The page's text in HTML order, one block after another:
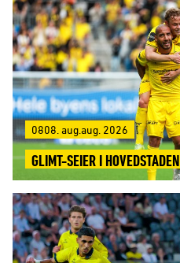
0808. aug.aug. 2026
GLIMT-SEIER I HOVEDSTADEN